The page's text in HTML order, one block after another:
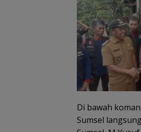
Di bawah
Sumsel